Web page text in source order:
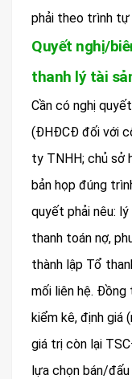
phải theo trình tự
Quyết nghị/
thanh lý tài
Cần có nghị
(ĐHĐCĐ đối với
ty TNHH; chủ sở
bản họp đúng
quyết phải nêu:
thanh toán nợ,
thành lập Tổ
mối liên hệ. Đồng
kiểm kê, định giá
giá trị còn lại
lựa chọn bán/